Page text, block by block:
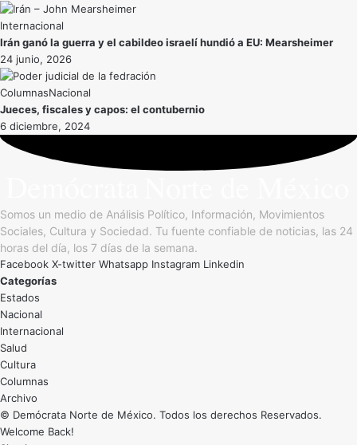
Internacional
Irán ganó la guerra y el cabildeo israelí hundió a EU: Mearsheimer
24 junio, 2026
Nacional
Jueces, fiscales y capos: el contubernio
6 diciembre, 2024
Somos un medio de Análisis Político, Información, Movimientos
Sociales, Cultura y Sociedad. Tu fuente confiable de noticias, las 24
horas del día, los 7 días de la semana.
Facebook X-twitter Whatsapp Instagram Linkedin
Categorías
Estados
Nacional
Internacional
Salud
Cultura
Archivo
© Demócrata Norte de México. Todos los derechos Reservados.
Welcome Back!